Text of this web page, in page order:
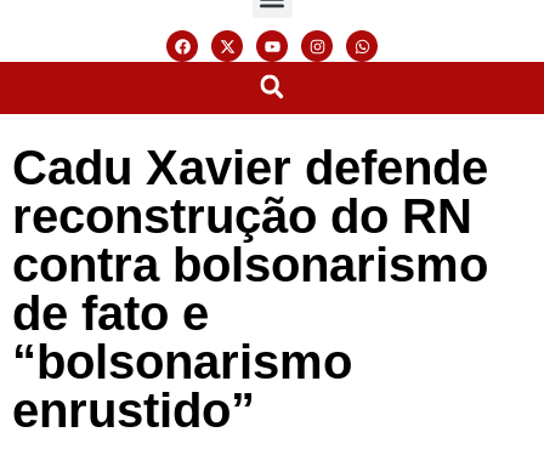
Cadu Xavier defende
reconstrução do RN
contra bolsonarismo
de fato e
“bolsonarismo
enrustido”